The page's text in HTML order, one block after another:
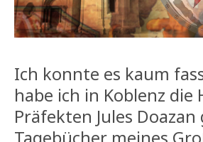
Ich konnte es kaum
habe ich in Koblenz die
Präfekten Jules
Tagebücher meines